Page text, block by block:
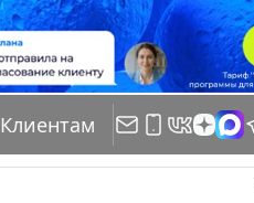
Клиентам